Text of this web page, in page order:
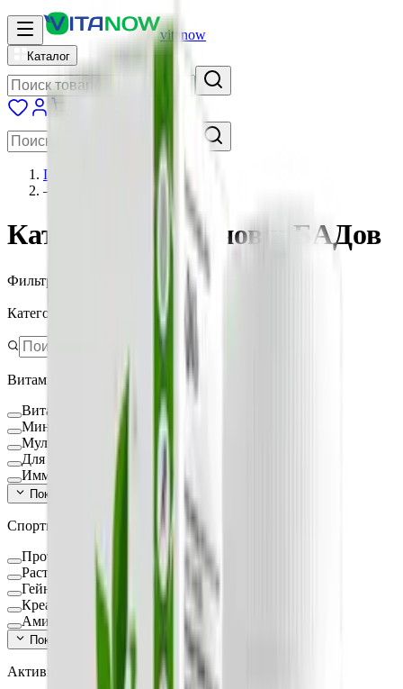
vitanow
Каталог
Главная
—
Каталог витаминов и БАДов
Фильтры
Категория
Витамины и БАД
Витамины и минералы
Минералы
Мультикомплексы
Для детей
Иммуностимуляторы
Показать ещё ( 16
Спортивное питание
Протеин
Растительный протеин
Гейнеры
Креатин
Аминокислоты
Показать ещё (
Активное вещество